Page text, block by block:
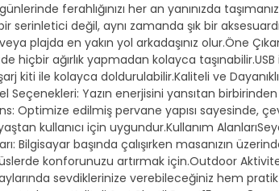
günlerinde ferahlığınızı her an yanınızda
serinletici değil, aynı zamanda şık bir
plajda en yakın yol arkadaşınız olur.Öne
ağırlık yapmadan kolayca
kiti ile kolayca doldurulabilir.Kaliteli ve
Seçenekleri: Yazın enerjisini yansıtan
Optimize edilmiş pervane yapısı sayesinde,
kullanıcı için uygundur.Kullanım
Bilgisayar başında çalışırken masanızın
konforunuzu artırmak için.Outdoor
sevdiklerinize verebileceğiniz hem